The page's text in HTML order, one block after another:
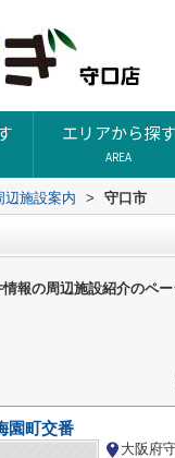
エリアから探す
AREA
辺施設案内 > 守口市
報の周辺施設紹介のペー
園町交番
大阪府